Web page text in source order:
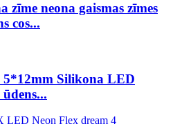
zīme neona gaismas zīmes
cos...
5*12mm Silikona LED